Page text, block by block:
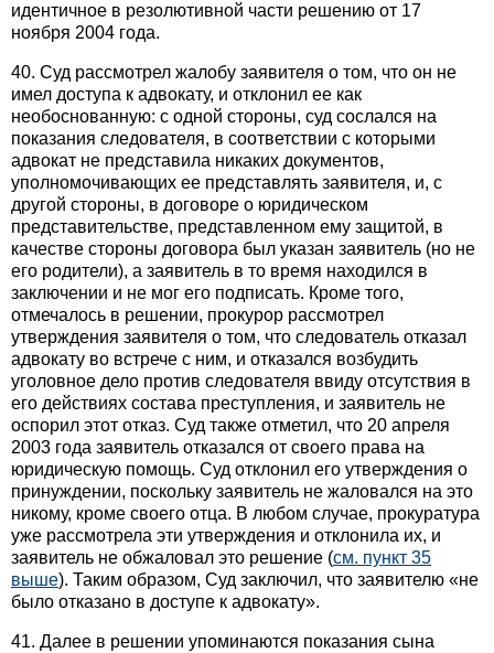
идентичное в резолютивной части решению от 17
ноября 2004 года.
40. Суд рассмотрел жалобу заявителя о том, что он не
имел доступа к адвокату, и отклонил ее как
необоснованную: с одной стороны, суд сослался на
показания следователя, в соответствии с которыми
адвокат не представила никаких документов,
уполномочивающих ее представлять заявителя, и, с
другой стороны, в договоре о юридическом
представительстве, представленном ему защитой, в
качестве стороны договора был указан заявитель (но не
его родители), а заявитель в то время находился в
заключении и не мог его подписать. Кроме того,
отмечалось в решении, прокурор рассмотрел
утверждения заявителя о том, что следователь отказал
адвокату во встрече с ним, и отказался возбудить
уголовное дело против следователя ввиду отсутствия в
его действиях состава преступления, и заявитель не
оспорил этот отказ. Суд также отметил, что 20 апреля
2003 года заявитель отказался от своего права на
юридическую помощь. Суд отклонил его утверждения о
принуждении, поскольку заявитель не жаловался на это
никому, кроме своего отца. В любом случае, прокуратура
уже рассмотрела эти утверждения и отклонила их, и
заявитель не обжаловал это решение (см. пункт 35
выше). Таким образом, Суд заключил, что заявителю «не
было отказано в доступе к адвокату».
41. Далее в решении упоминаются показания сына